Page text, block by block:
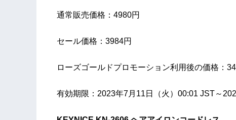
通常販売価格：4980円
セール価格：3984円
ローズゴールドプロモーション利用後の価格：
有効期限：2023年7月11日（火）00:01 JST～